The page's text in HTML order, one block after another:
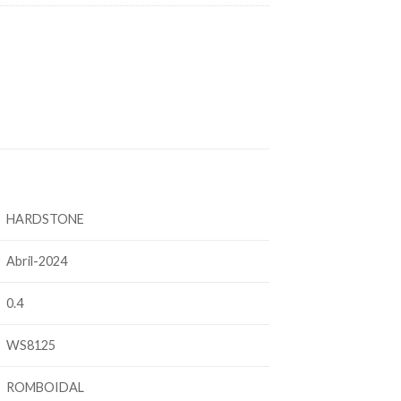
HARDSTONE
Abril-2024
0.4
WS8125
ROMBOIDAL